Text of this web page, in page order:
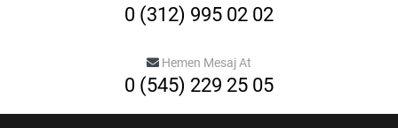
0 (312) 995 02 02
Hemen Mesaj At
0 (545) 229 25 05